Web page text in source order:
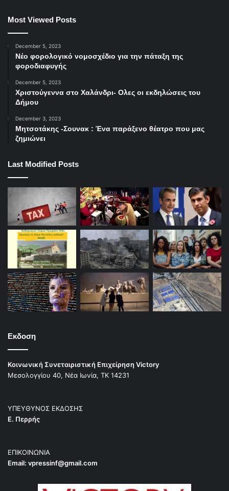
Most Viewed Posts
December 5, 2023
Νέο φορολογικό νομοσχέδιο για την πάταξη της
φοροδιαφυγής
December 5, 2023
Χριστούγεννα στο Χαλάνδρι- Ολες οι εκδηλώσεις του
Δήμου
December 3, 2023
Μητσοτάκης -Σουνακ : Ένα παράξενο θέατρο που μας
ζημιώνει
Last Modified Posts
Εκδοση
Κοινωνική Συνεταιριστική Επιχείρηση Victory
Μεσολογγίου 40, Νέα Ιωνία, ΤΚ 14231
ΥΠΕΥΘΥΝΟΣ ΕΚΔΟΣΗΣ
Ε. Περρής
ΕΠΙΚΟΙΝΩΝΙΑ
Email: vpressinf@gmail.com